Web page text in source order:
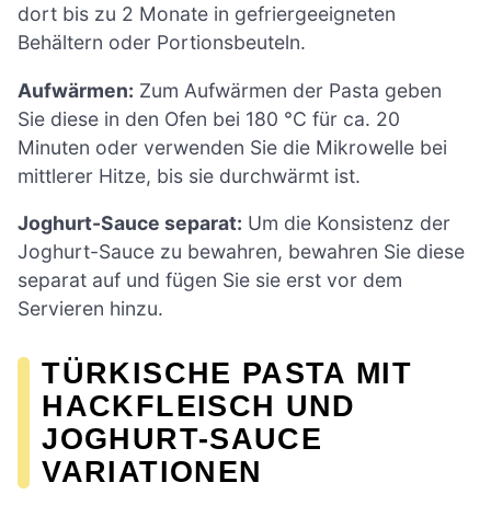
dort bis zu 2 Monate in gefriergeeigneten
Behältern oder Portionsbeuteln.
Aufwärmen: Zum Aufwärmen der Pasta geben
Sie diese in den Ofen bei 180 °C für ca. 20
Minuten oder verwenden Sie die Mikrowelle bei
mittlerer Hitze, bis sie durchwärmt ist.
Joghurt-Sauce separat: Um die Konsistenz der
Joghurt-Sauce zu bewahren, bewahren Sie diese
separat auf und fügen Sie sie erst vor dem
Servieren hinzu.
TÜRKISCHE PASTA MIT
HACKFLEISCH UND
JOGHURT-SAUCE
VARIATIONEN